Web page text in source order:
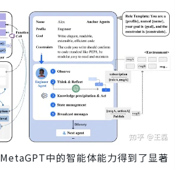
中的智能体能力得到了显著